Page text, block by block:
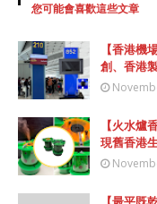
您可能會喜歡這些文章
【香港機
創、香港
【火水爐
現舊香港